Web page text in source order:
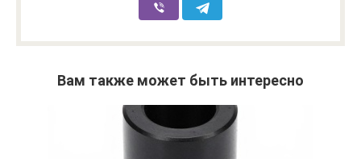
Вам также может быть интересно